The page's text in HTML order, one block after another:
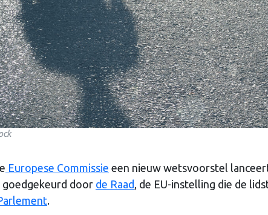
Europese Commissie een nieuw wetsvoorstel
door de Raad , de EU-instelling die de
.